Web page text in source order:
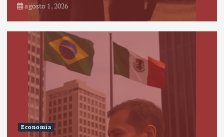
agosto 1, 2026
Economía